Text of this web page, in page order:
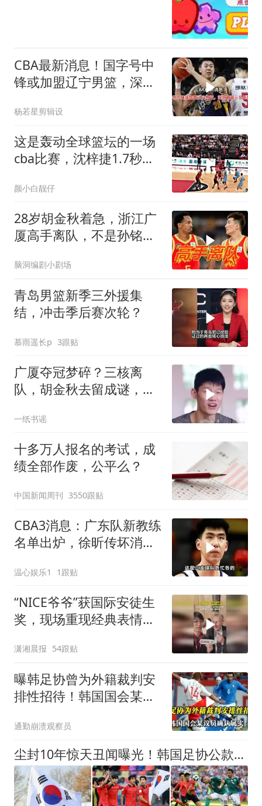
CBA最新消息！国字号中
锋或加盟辽宁男篮，深圳
杨若星剪辑设
这是轰动全球篮坛的一场
cba比赛，沈梓捷1.7秒横
颜小白靓仔
28岁胡金秋着急，浙江广
厦高手离队，不是孙铭
脑洞编剧小剧场
青岛男篮新季三外援集
结，冲击季后赛次轮？
慕雨遥长p 3跟贴
广厦夺冠梦碎？三核离
队，胡金秋去留成谜，重
一纸书谣
十多万人报名的考试，成
绩全部作废，公平么？
中国新闻周刊 3550跟贴
CBA3消息：广东队新教练
名单出炉，徐昕传坏消
温心娱乐1 1跟贴
“NICE爷爷”获国际安徒生
奖，现场重现经典表情
潇湘晨报 54跟贴
曝韩足协曾为外籍裁判安
排性招待！韩国国会某议
通勤崩溃观察员
尘封10年惊天丑闻曝光！韩国足协公款行贿裁判，肮脏操作撕开足坛遮羞布